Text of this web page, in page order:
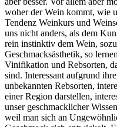
woher der Wein kommt, wie
Tendenz Weinkurs und
uns nicht anders, als dem
rein instinktiv dem Wein,
Geschmacksästhetik, so
Vinifikation und Rebsorten,
sind. Interessant aufgrund
unbekannten Rebsorten,
einer Region darstellen,
unser geschmacklicher
weil man sich an